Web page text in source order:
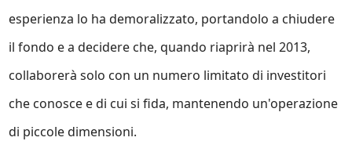
esperienza lo ha demoralizzato, portandolo a chiudere
il fondo e a decidere che, quando riaprirà nel 2013,
collaborerà solo con un numero limitato di investitori
che conosce e di cui si fida, mantenendo un'operazione
di piccole dimensioni.